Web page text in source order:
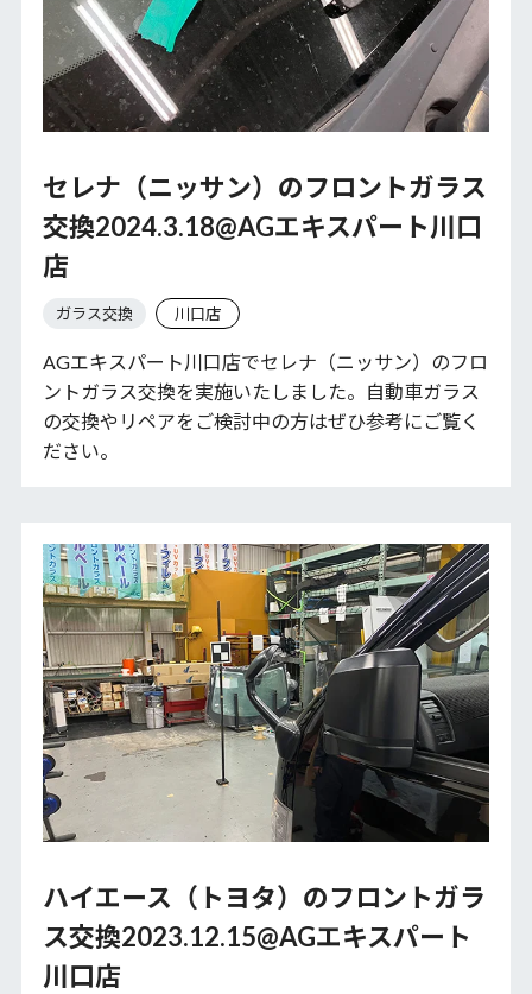
セレナ（ニッサン）のフロントガラス
交換2024.3.18@AGエキスパート川口
店
ガラス交換 川口店
AGエキスパート川口店でセレナ（ニッサン）のフロ
ントガラス交換を実施いたしました。自動車ガラス
の交換やリペアをご検討中の方はぜひ参考にご覧く
ださい。
ハイエース（トヨタ）のフロントガラ
ス交換2023.12.15@AGエキスパート
川口店